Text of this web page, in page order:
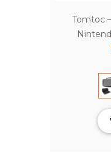
Tomtoc